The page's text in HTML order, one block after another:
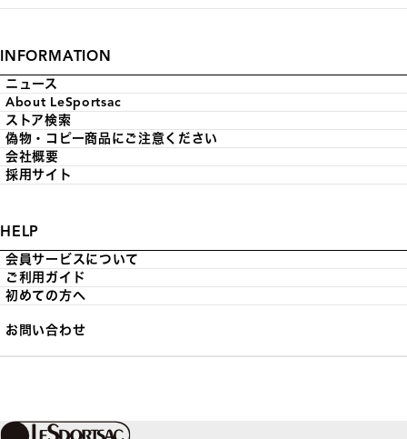
INFORMATION
ニュース
About LeSportsac
ストア検索
偽物・コピー商品にご注意ください
会社概要
採用サイト
HELP
会員サービスについて
ご利用ガイド
初めての方へ
お問い合わせ